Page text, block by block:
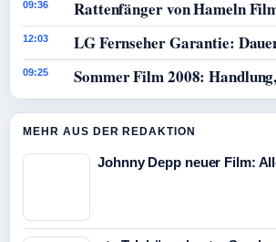
09:36 Rattenfänger von Hameln
12:03 LG Fernseher Garantie:
09:25 Sommer Film 2008:
MEHR AUS DER REDAKTION
Johnny Depp neuer Film: